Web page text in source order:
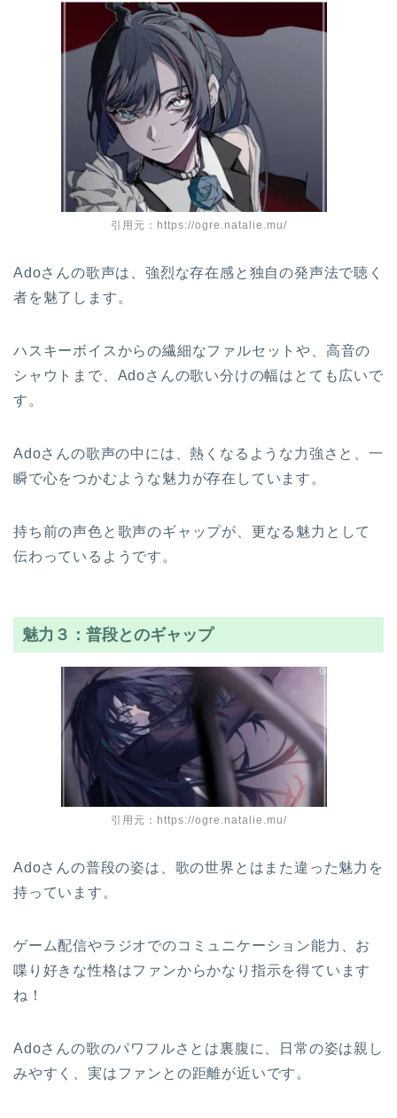
引用元：https://ogre.natalie.mu/
Adoさんの歌声は、強烈な存在感と独自の発声法で聴く
者を魅了します。
ハスキーボイスからの繊細なファルセットや、高音の
シャウトまで、Adoさんの歌い分けの幅はとても広いで
す。
Adoさんの歌声の中には、熱くなるような力強さと、一
瞬で心をつかむような魅力が存在しています。
持ち前の声色と歌声のギャップが、更なる魅力として
伝わっているようです。
魅力３：普段とのギャップ
引用元：https://ogre.natalie.mu/
Adoさんの普段の姿は、歌の世界とはまた違った魅力を
持っています。
ゲーム配信やラジオでのコミュニケーション能力、お
喋り好きな性格はファンからかなり指示を得ています
ね！
Adoさんの歌のパワフルさとは裏腹に、日常の姿は親し
みやすく、実はファンとの距離が近いです。